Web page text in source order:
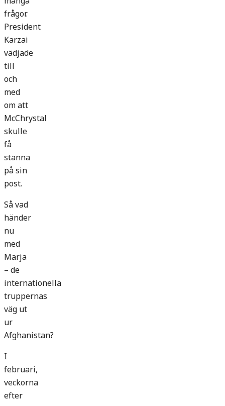
frågor.
President
Karzai
vädjade
till
och
med
om att
McChrystal
skulle
få
stanna
på sin
post.
Så vad
händer
nu
med
Marja
– de
internationella
truppernas
väg ut
ur
Afghanistan?
I
februari,
veckorna
efter